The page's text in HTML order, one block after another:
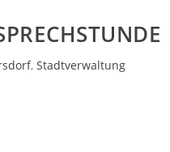
, Stadtverwaltung